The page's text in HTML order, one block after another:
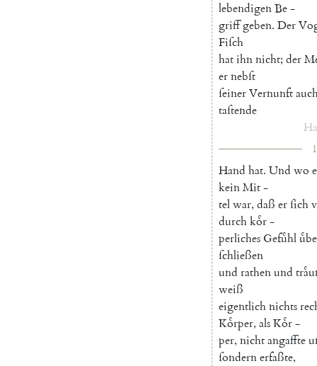
lebendigenBe-
griffgeben. Der
Fiſch
hatihnnicht; der
ernebſt
ſeinerVernunft
taſtende
Hand hat. Und wo
keinMit-
telwar, daß erſich
durchkoͤr-
perliches Gefuͤhl
ſchließen
und rathenund
weiß
eigentlichnichts
Koͤrper, alsKoͤr-
per, nichtangaffte
ſondernerfaßte,